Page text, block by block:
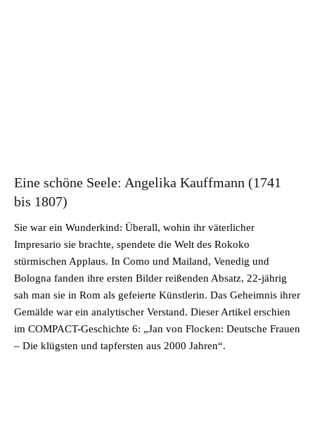
Eine schöne Seele: Angelika Kauffmann (1741
bis 1807)
Sie war ein Wunderkind: Überall, wohin ihr väterlicher
Impresario sie brachte, spendete die Welt des Rokoko
stürmischen Applaus. In Como und Mailand, Venedig und
Bologna fanden ihre ersten Bilder reißenden Absatz, 22-jährig
sah man sie in Rom als gefeierte Künstlerin. Das Geheimnis ihrer
Gemälde war ein analytischer Verstand. Dieser Artikel erschien
im COMPACT-Geschichte 6: „Jan von Flocken: Deutsche Frauen
– Die klügsten und tapfersten aus 2000 Jahren“.